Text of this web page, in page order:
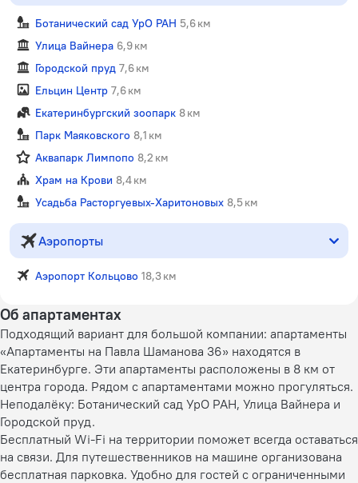
Ботанический сад УрО РАН 5,6 км
Улица Вайнера 6,9 км
Городской пруд 7,6 км
Ельцин Центр 7,6 км
Екатеринбургский зоопарк 8 км
Парк Маяковского 8,1 км
Аквапарк Лимпопо 8,2 км
Храм на Крови 8,4 км
Усадьба Расторгуевых-Харитоновых 8,5 км
Аэропорты
Аэропорт Кольцово 18,3 км
Об апартаментах
Подходящий вариант для большой компании: апартаменты
«Апартаменты на Павла Шаманова 36» находятся в
Екатеринбурге. Эти апартаменты расположены в 8 км от
центра города. Рядом с апартаментами можно прогуляться.
Неподалёку: Ботанический сад УрО РАН, Улица Вайнера и
Городской пруд.
Бесплатный Wi-Fi на территории поможет всегда оставаться
на связи. Для путешественников на машине организована
бесплатная парковка. Удобно для гостей с ограниченными